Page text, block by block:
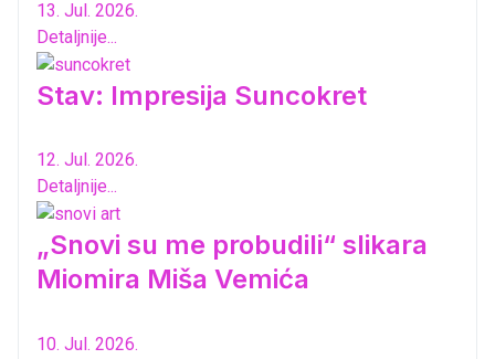
13. Jul. 2026.
Detaljnije...
Stav: Impresija Suncokret
12. Jul. 2026.
Detaljnije...
„Snovi su me probudili“ slikara
Miomira Miša Vemića
10. Jul. 2026.